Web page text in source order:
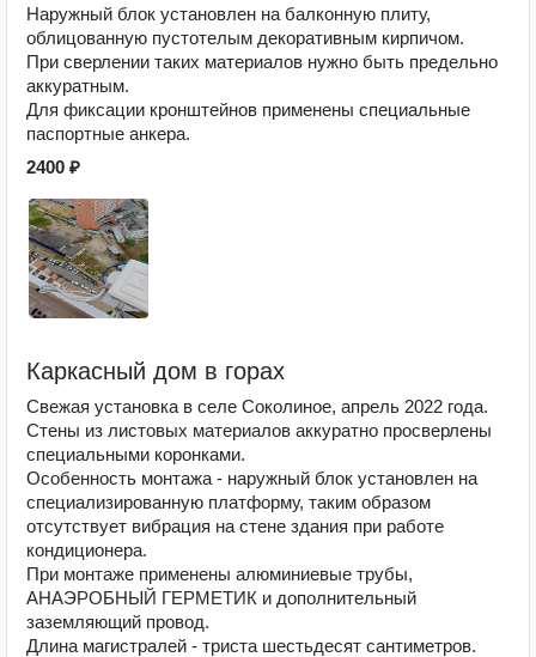
Наружный блок установлен на балконную плиту,
облицованную пустотелым декоративным кирпичом.
При сверлении таких материалов нужно быть предельно
аккуратным.
Для фиксации кронштейнов применены специальные
паспортные анкера.
2400 ₽
Каркасный дом в горах
Свежая установка в селе Соколиное, апрель 2022 года.
Стены из листовых материалов аккуратно просверлены
специальными коронками.
Особенность монтажа - наружный блок установлен на
специализированную платформу, таким образом
отсутствует вибрация на стене здания при работе
кондиционера.
При монтаже применены алюминиевые трубы,
АНАЭРОБНЫЙ ГЕРМЕТИК и дополнительный
заземляющий провод.
Длина магистралей - триста шестьдесят сантиметров.